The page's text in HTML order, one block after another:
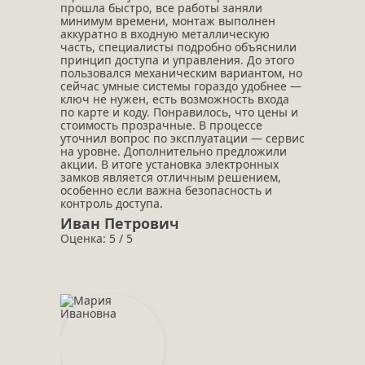
прошла быстро, все работы заняли
минимум времени, монтаж выполнен
аккуратно в входную металлическую
часть, специалисты подробно объяснили
принцип доступа и управления. До этого
пользовался механическим вариантом, но
сейчас умные системы гораздо удобнее —
ключ не нужен, есть возможность входа
по карте и коду. Понравилось, что цены и
стоимость прозрачные. В процессе
уточнил вопрос по эксплуатации — сервис
на уровне. Дополнительно предложили
акции. В итоге установка электронных
замков является отличным решением,
особенно если важна безопасность и
контроль доступа.
Иван Петрович
Оценка: 5 / 5